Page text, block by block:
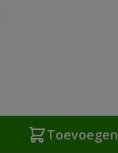
Toevoegen